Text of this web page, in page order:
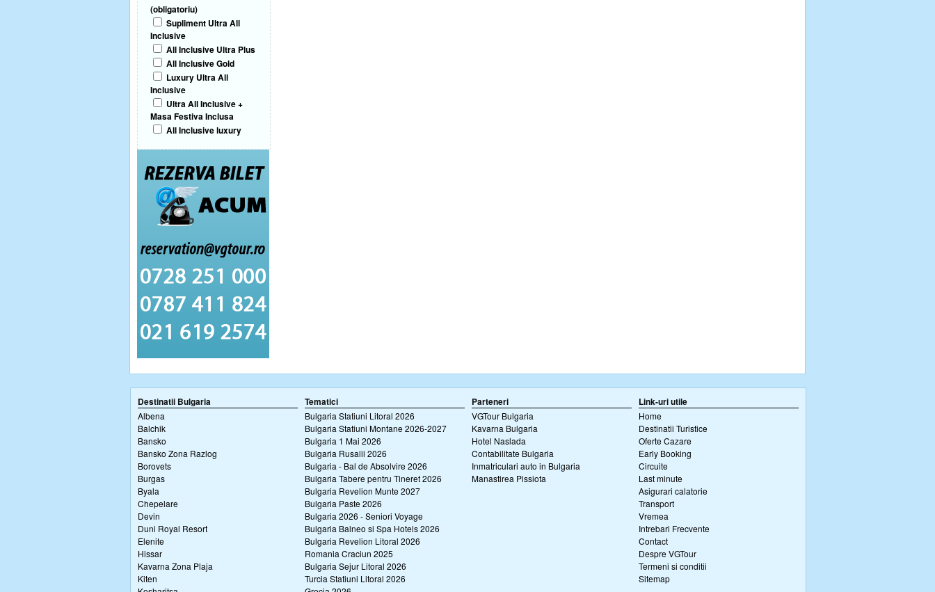
(obligatoriu)
Supliment Ultra All
Inclusive
All Inclusive Ultra Plus
All Inclusive Gold
Luxury Ultra All
Inclusive
Ultra All Inclusive +
Masa Festiva Inclusa
All Inclusive luxury
Destinatii Bulgaria
Albena
Balchik
Bansko
Bansko Zona Razlog
Borovets
Burgas
Byala
Chepelare
Devin
Duni Royal Resort
Elenite
Hissar
Kavarna Zona Plaja
Kiten
Tematici
Bulgaria Statiuni Litoral 2026
Bulgaria Statiuni Montane 2026-2027
Bulgaria 1 Mai 2026
Bulgaria Rusalii 2026
Bulgaria - Bal de Absolvire 2026
Bulgaria Tabere pentru Tineret 2026
Bulgaria Revelion Munte 2027
Bulgaria Paste 2026
Bulgaria 2026 - Seniori Voyage
Bulgaria Balneo si Spa Hotels 2026
Bulgaria Revelion Litoral 2026
Romania Craciun 2025
Bulgaria Sejur Litoral 2026
Turcia Statiuni Litoral 2026
Parteneri
VGTour Bulgaria
Kavarna Bulgaria
Hotel Naslada
Contabilitate Bulgaria
Inmatriculari auto in Bulgaria
Manastirea Pissiota
Link-uri utile
Home
Destinatii Turistice
Oferte Cazare
Early Booking
Circuite
Last minute
Asigurari calatorie
Transport
Vremea
Intrebari Frecvente
Contact
Despre VGTour
Termeni si conditii
Sitemap